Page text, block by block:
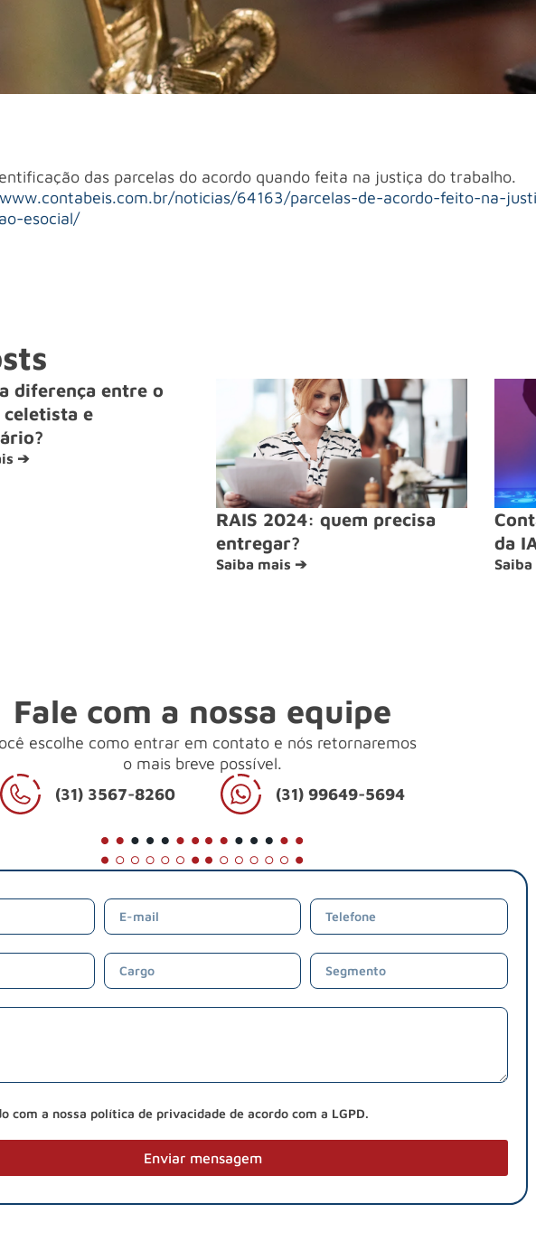
das parcelas do acordo quando feita na justiça do trabalho.
noticias/64163/parcelas-de-acordo-feito-na-
esocial/
diferença entre o
e
➔
RAIS 2024: quem precisa
entregar?
Saiba mais ➔
da
Fale com a nossa equipe
escolhe como entrar em contato e nós retornaremos
o mais breve possível.
(31) 3567-8260
(31) 99649-5694
com a nossa política de privacidade de acordo com a LGPD.
Enviar mensagem